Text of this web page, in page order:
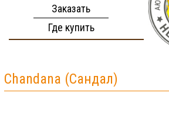
Заказать
Где купить
Chandana (Сандал)